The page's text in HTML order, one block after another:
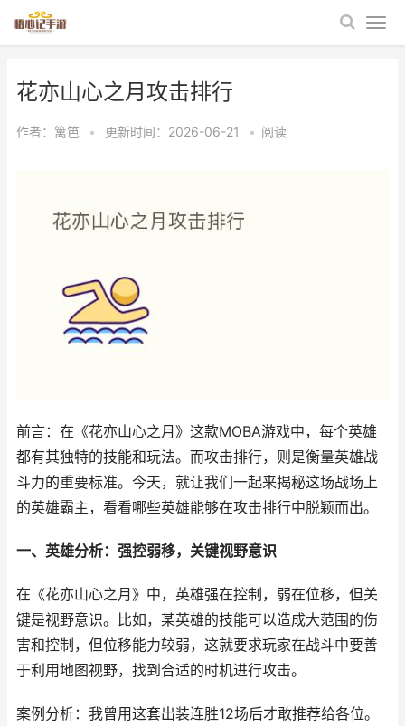
花亦山心之月攻击排行
作者： 篱笆 • 更新时间：2026-06-21 • 阅读
前言：在《花亦山心之月》这款MOBA游戏中，每个英雄
都有其独特的技能和玩法。而攻击排行，则是衡量英雄战
斗力的重要标准。今天，就让我们一起来揭秘这场战场上
的英雄霸主，看看哪些英雄能够在攻击排行中脱颖而出。
一、英雄分析：强控弱移，关键视野意识
在《花亦山心之月》中，英雄强在控制，弱在位移，但关
键是视野意识。比如，某英雄的技能可以造成大范围的伤
害和控制，但位移能力较弱，这就要求玩家在战斗中要善
于利用地图视野，找到合适的时机进行攻击。
案例分析：我曾用这套出装连胜12场后才敢推荐给各位。